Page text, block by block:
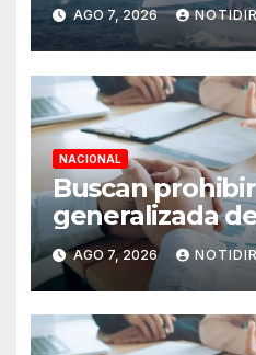
AGO 7, 2026
NACIONAL
Buscan
generalizada
antecedentes
obtener
AGO 7, 2026